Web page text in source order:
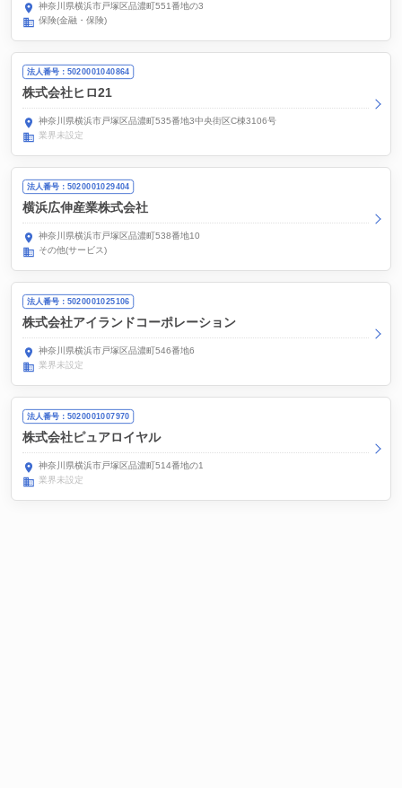
神奈川県横浜市戸塚区品濃町551番地の3
保険(金融・保険)
法人番号：5020001040864
株式会社ヒロ21
神奈川県横浜市戸塚区品濃町535番地3中央街区C棟3106号
業界未設定
法人番号：5020001029404
横浜広伸産業株式会社
神奈川県横浜市戸塚区品濃町538番地10
その他(サービス)
法人番号：5020001025106
株式会社アイランドコーポレーション
神奈川県横浜市戸塚区品濃町546番地6
業界未設定
法人番号：5020001007970
株式会社ピュアロイヤル
神奈川県横浜市戸塚区品濃町514番地の1
業界未設定